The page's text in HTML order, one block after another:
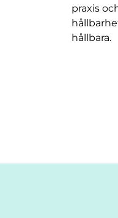
praxis
hållbara.